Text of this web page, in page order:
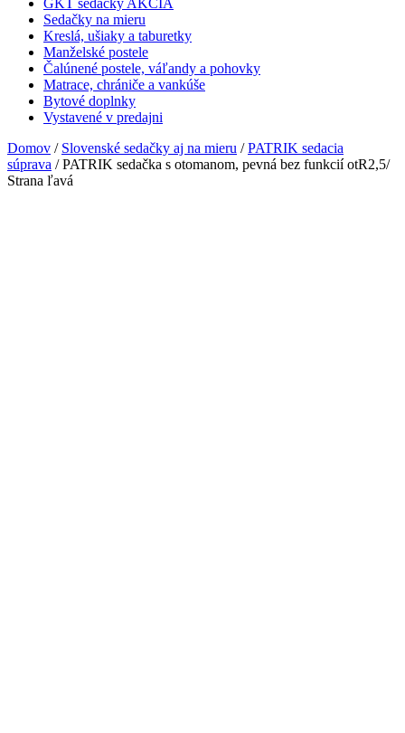
GKT sedačky AKCIA
Sedačky na mieru
Kreslá, ušiaky a taburetky
Manželské postele
Čalúnené postele, váľandy a pohovky
Matrace, chrániče a vankúše
Bytové doplnky
Vystavené v predajni
Domov / Slovenské sedačky aj na mieru /PATRIK sedacia
súprava / PATRIK sedačka s otomanom, pevná bez funkcií otR2,5/
Strana ľavá